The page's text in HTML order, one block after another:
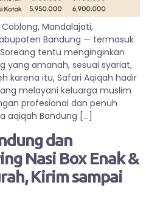
Mandalajati,
Bandung — termasuk
tentu menginginkan
yang amanah, sesuai syariat,
karena itu, Safari Aqiqah hadir
melayani keluarga muslim
profesional dan penuh
aqiqah Bandung […]
dan
Nasi Box Enak &
Kirim sampai